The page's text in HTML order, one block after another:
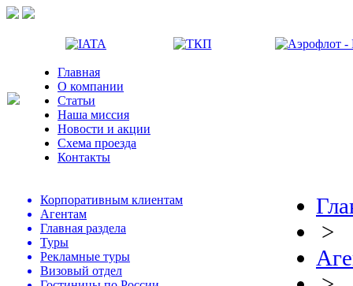
Главная
О компании
Статьи
Наша миссия
Новости и акции
Схема проезда
Контакты
Корпоративным клиентам
Агентам
Главная раздела
Туры
Рекламные туры
Визовый отдел
>